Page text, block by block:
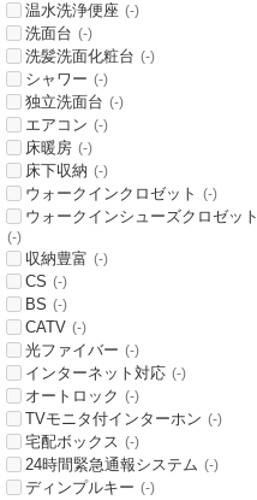
温水洗浄便座 (-)
洗面台 (-)
洗髪洗面化粧台 (-)
シャワー (-)
独立洗面台 (-)
エアコン (-)
床暖房 (-)
床下収納 (-)
ウォークインクロゼット (-)
ウォークインシューズクロゼット
(-)
収納豊富 (-)
CS (-)
BS (-)
CATV (-)
光ファイバー (-)
インターネット対応 (-)
オートロック (-)
TVモニタ付インターホン (-)
宅配ボックス (-)
24時間緊急通報システム (-)
ディンプルキー (-)